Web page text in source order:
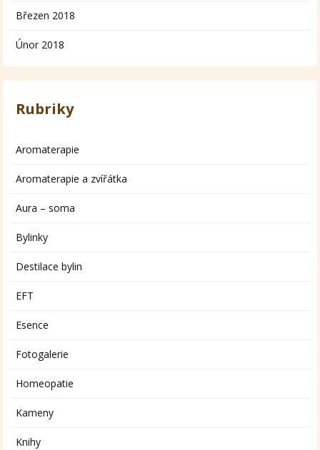
Březen 2018
Únor 2018
Rubriky
Aromaterapie
Aromaterapie a zvířátka
Aura – soma
Bylinky
Destilace bylin
EFT
Esence
Fotogalerie
Homeopatie
Kameny
Knihy